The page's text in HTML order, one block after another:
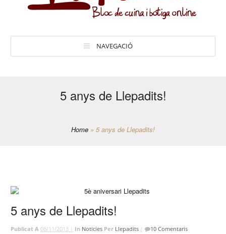
NAVEGACIÓ
5 anys de Llepadits!
Home » 5 anys de Llepadits!
5 anys de Llepadits!
Publicat A08/11/2013 | In Noticies Per Llepadits 10 Comentaris